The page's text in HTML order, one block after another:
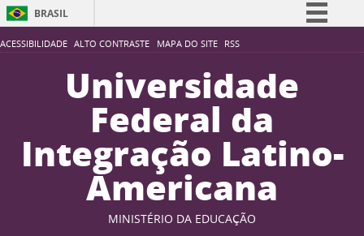
ACESSIBILIDADE ALTO CONTRASTE MAPA DO SITE RSS
BRASIL
Simplifique!
Participe
Acesso à informação
Legislação
Canais
Universidade
Federal da
Integração Latino-
Americana
MINISTÉRIO DA EDUCAÇÃO